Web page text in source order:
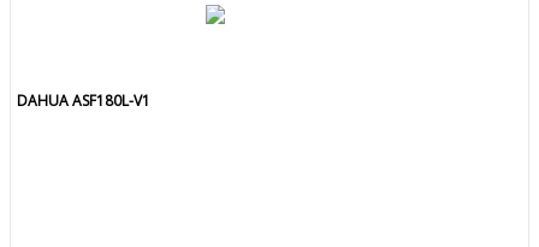
DAHUA ASF180L-V1